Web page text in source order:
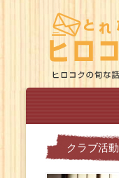
クラブ活動